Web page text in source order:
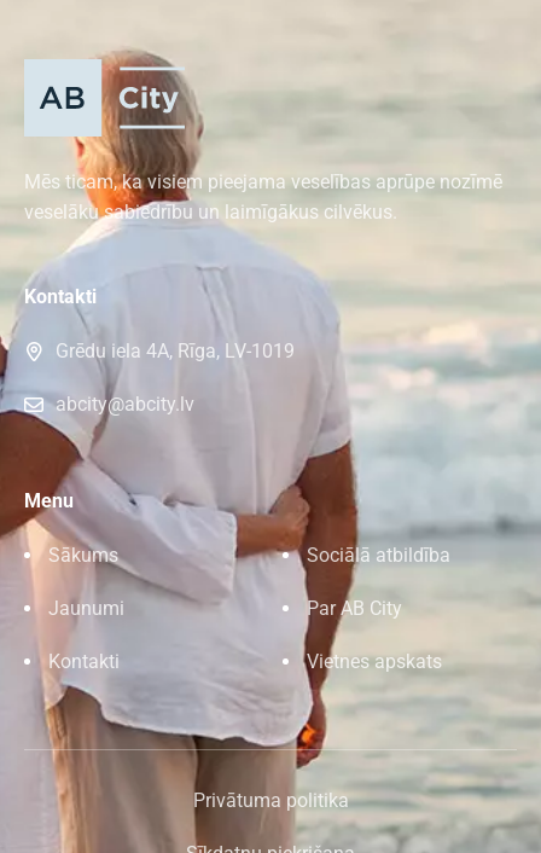
Mēs ticam, ka visiem pieejama veselības aprūpe nozīmē
veselāku sabiedrību un laimīgākus cilvēkus.
Kontakti
Grēdu iela 4A, Rīga, LV-1019
abcity@abcity.lv
Menu
Sākums Sociālā atbildība
Jaunumi Par AB City
Kontakti Vietnes apskats
Privātuma politika